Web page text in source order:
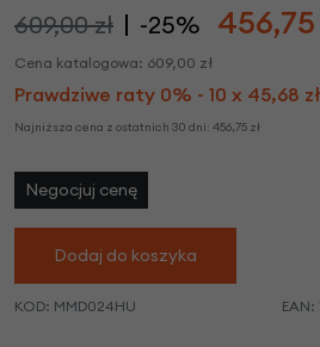
609,00 zł -25% 456,75
Cena katalogowa: 609,00 zł
Prawdziwe raty 0% - 10 x 45,68 zł
Najniższa cena z ostatnich 30 dni: 456,75 zł
Negocjuj cenę
Dodaj do koszyka
KOD: MMD024HU EAN: